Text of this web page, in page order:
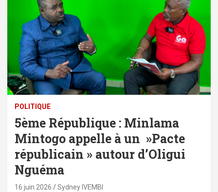
POLITIQUE
5ème République : Minlama
Mintogo appelle à un »Pacte
républicain » autour d’Oligui
Nguéma
16 juin 2026 Sydney IVEMBI